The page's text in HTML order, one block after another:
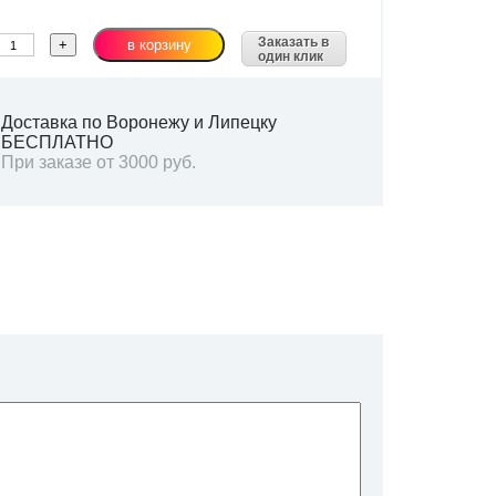
Заказать в
один клик
Доставка по Воронежу и Липецку
БЕСПЛАТНО
При заказе от 3000 руб.